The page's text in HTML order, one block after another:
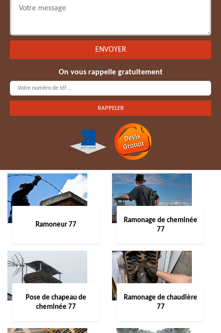
On vous rappelle gratuitement
Ramoneur 77
Ramonage de cheminée
77
Pose de chapeau de
cheminée 77
Ramonage de chaudière
77